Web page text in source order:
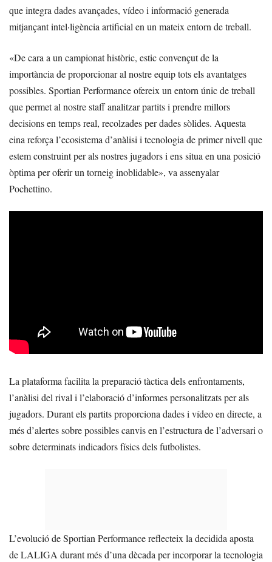
que integra dades avançades, vídeo i informació generada
mitjançant intel·ligència artificial en un mateix entorn de treball.
«De cara a un campionat històric, estic convençut de la
importància de proporcionar al nostre equip tots els avantatges
possibles. Sportian Performance ofereix un entorn únic de treball
que permet al nostre staff analitzar partits i prendre millors
decisions en temps real, recolzades per dades sòlides. Aquesta
eina reforça l’ecosistema d’anàlisi i tecnologia de primer nivell que
estem construint per als nostres jugadors i ens situa en una posició
òptima per oferir un torneig inoblidable», va assenyalar
Pochettino.
La plataforma facilita la preparació tàctica dels enfrontaments,
l’anàlisi del rival i l’elaboració d’informes personalitzats per als
jugadors. Durant els partits proporciona dades i vídeo en directe, a
més d’alertes sobre possibles canvis en l’estructura de l’adversari o
sobre determinats indicadors físics dels futbolistes.
L’evolució de Sportian Performance reflecteix la decidida aposta
de LALIGA durant més d’una dècada per incorporar la tecnologia